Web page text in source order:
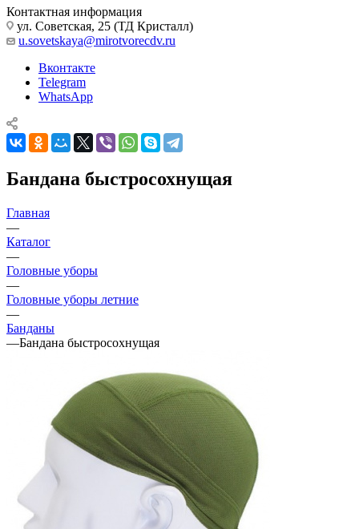
Контактная информация
ул. Советская, 25 (ТД Кристалл)
u.sovetskaya@mirotvorecdv.ru
Вконтакте
Telegram
WhatsApp
Бандана быстросохнущая
Главная
—
Каталог
—
Головные уборы
—
Головные уборы летние
—
Банданы
—Бандана быстросохнущая